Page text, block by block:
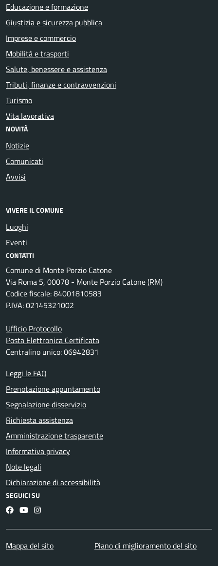
Educazione e formazione
Giustizia e sicurezza pubblica
Imprese e commercio
Mobilità e trasporti
Salute, benessere e assistenza
Tributi, finanze e contravvenzioni
Turismo
Vita lavorativa
NOVITÀ
Notizie
Comunicati
Avvisi
VIVERE IL COMUNE
Luoghi
Eventi
CONTATTI
Comune di Monte Porzio Catone
Via Roma 5, 00078 - Monte Porzio Catone (RM)
Codice fiscale: 84001810583
P.IVA: 02145321002
Ufficio Protocollo
Posta Elettronica Certificata
Centralino unico: 06942831
Leggi le FAQ
Prenotazione appuntamento
Segnalazione disservizio
Richiesta assistenza
Amministrazione trasparente
Informativa privacy
Note legali
Dichiarazione di accessibilità
SEGUICI SU
Facebook
YouTubeInstagram
Mappa del sito Piano di miglioramento del sito